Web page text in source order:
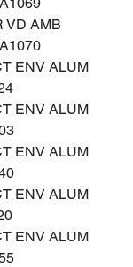
VD AMB
ENV ALUM
ENV ALUM
ENV ALUM
ENV ALUM
ENV ALUM